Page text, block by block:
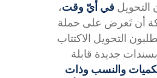
في أيّ وقت،
أن تَعرض على حملة
التحويل الاكتتاب
جديدة قابلة
والنسب وذات